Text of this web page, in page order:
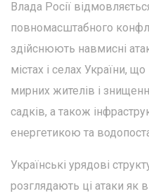
Влада Росії
повномасштабного
здійснюють навмисні
містах і селах України,
мирних жителів і
садків, а також
енергетикою та
Українські урядові
розглядають ці атаки як